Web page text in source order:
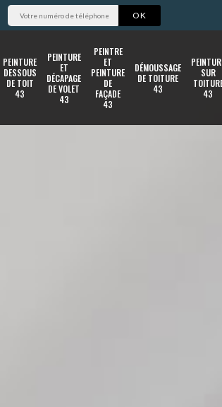
PEINTURE
DESSOUS
DE TOIT
43
PEINTURE
ET
DÉCAPAGE
DE VOLET
43
PEINTRE
ET
PEINTURE
DE
FAÇADE
43
DÉMOUSSAGE
DE TOITURE
43
SUR
43